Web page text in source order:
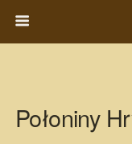
Połoniny